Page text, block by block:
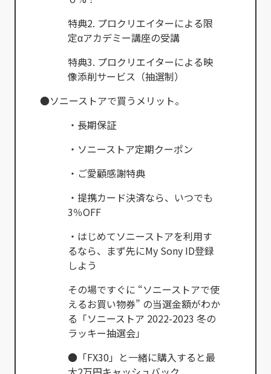
特典2. プロクリエイターによる限
定αアカデミー講座の受講
特典3. プロクリエイターによる映
像添削サービス（抽選制）
●ソニーストアで買うメリット。
・長期保証
・ソニーストア定期クーポン
・ご愛顧感謝特典
・提携カード決済なら、いつでも
3％OFF
・はじめてソニーストアを利用す
るなら、まず先にMy Sony ID登録
しよう
その場ですぐに “ソニーストアで使
えるお買い物券” の当選金額がわか
る「ソニーストア 2022-2023 冬の
ラッキー抽選会」
●「FX30」と一緒に購入すると最